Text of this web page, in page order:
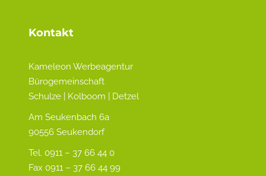
Kontakt
Kameleon Werbeagentur
Bürogemeinschaft
Schulze | Kolboom | Detzel
Am Seukenbach 6a
90556 Seukendorf
Tel. 0911 – 37 66 44 0
Fax 0911 – 37 66 44 99